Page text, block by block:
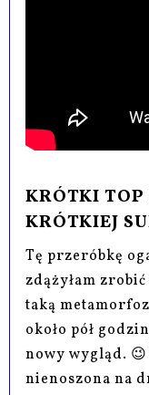
KRÓTKI
KRÓTKIEJ
Tę przeróbkę
zdążyłam
taką
około pół
nowy wygląd.
nienoszona na